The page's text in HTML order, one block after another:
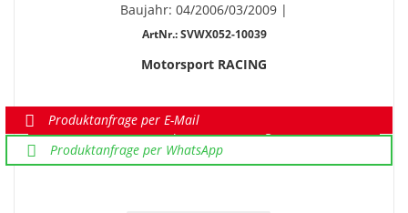
Baujahr: 04/2006/03/2009 |
ArtNr.: SVWX052-10039
Motorsport RACING
Sonderpreis auf Anfrage
Produktanfrage per E-Mail
Produktanfrage per WhatsApp